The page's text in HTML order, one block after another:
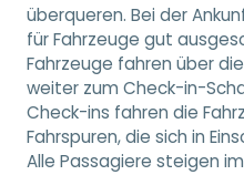
überqueren. Bei der
für Fahrzeuge gut
Fahrzeuge fahren über
weiter zum Check-in-
Check-ins fahren die
Fahrspuren, die sich in
Alle Passagiere steigen